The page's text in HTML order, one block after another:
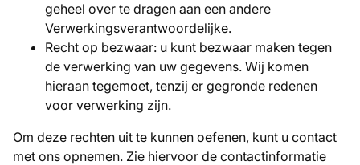
geheel over te dragen aan een andere
Verwerkingsverantwoordelijke.
Recht op bezwaar: u kunt bezwaar maken tegen
de verwerking van uw gegevens. Wij komen
hieraan tegemoet, tenzij er gegronde redenen
voor verwerking zijn.
Om deze rechten uit te kunnen oefenen, kunt u contact
met ons opnemen. Zie hiervoor de contactinformatie